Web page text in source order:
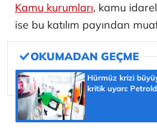
Kamu kurumları, kamu
ise bu katılım payından
Hürmüz krizi
kritik uyarı: